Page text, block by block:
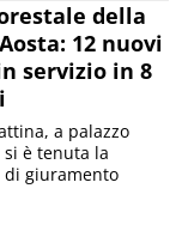
della
12 nuovi
servizio in 8
a palazzo
è tenuta la
di giuramento